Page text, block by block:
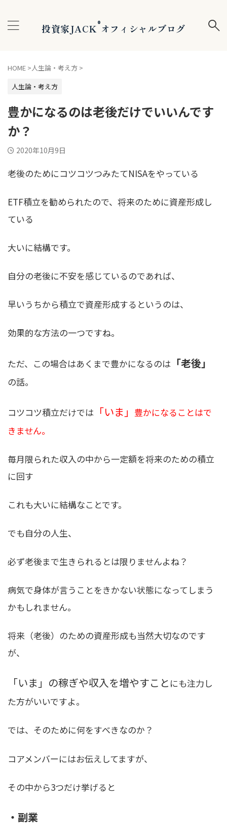
投資家JACK®オフィシャルブログ
HOME >人生論・考え方 >
人生論・考え方
豊かになるのは老後だけでいいんです
か？
2020年10月9日
老後のためにコツコツつみたてNISAをやっている
ETF積立を勧められたので、将来のために資産形成し
ている
大いに結構です。
自分の老後に不安を感じているのであれば、
早いうちから積立で資産形成するというのは、
効果的な方法の一つですね。
ただ、この場合はあくまで豊かになるのは 「老後」
の話。
コツコツ積立だけでは 「いま」 豊かになることはで
きません。
毎月限られた収入の中から一定額を将来のための積立
に回す
これも大いに結構なことです。
でも自分の人生、
必ず老後まで生きられるとは限りませんよね？
病気で身体が言うことをきかない状態になってしまう
かもしれません。
将来（老後）のための資産形成も当然大切なのです
が、
「いま」の稼ぎや収入を増やすこと にも注力し
た方がいいですよ。
では、そのために何をすべきなのか？
コアメンバーにはお伝えしてますが、
その中から3つだけ挙げると
・副業